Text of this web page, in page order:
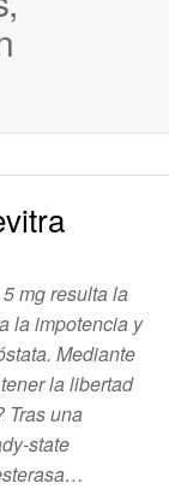
mg resulta la
la impotencia y
Mediante
la libertad
Tras una
state